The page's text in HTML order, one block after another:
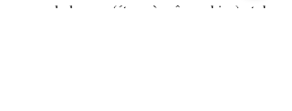
la langue (étrangère ô combien) et du